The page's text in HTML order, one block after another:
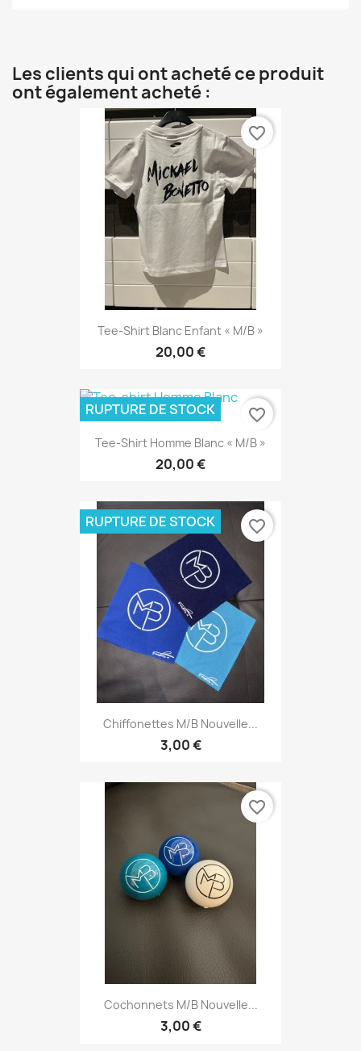
Les clients qui ont acheté ce produit
ont également acheté :
Tee-Shirt Blanc Enfant « M/B »
20,00 €
favorite_border
Tee-Shirt Homme Blanc « M/B »
20,00 €
RUPTURE DE STOCK favorite_border
Chiffonettes M/B Nouvelle...
3,00 €
RUPTURE DE STOCK favorite_border
Cochonnets M/B Nouvelle...
3,00 €
favorite_border